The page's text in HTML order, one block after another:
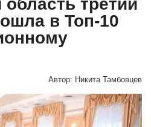
третий
в Топ-10
Автор: Никита Тамбовцев